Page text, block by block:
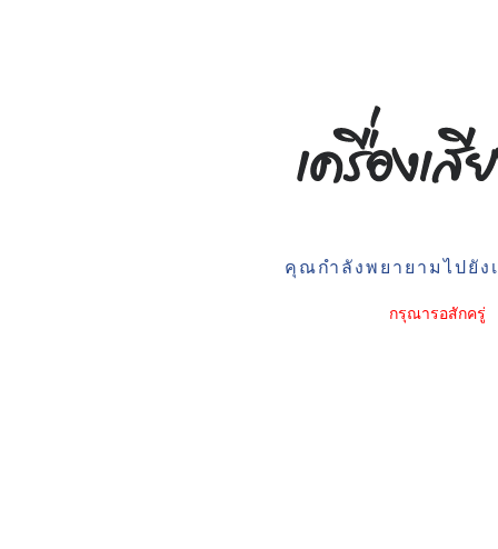
คุณกำลังพยายามไปยัง
กรุณารอสักครู่